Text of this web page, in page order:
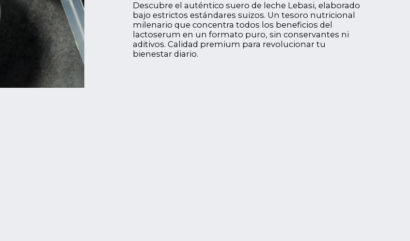
Descubre el auténtico suero de leche Lebasi, elaborado
bajo estrictos estándares suizos. Un tesoro nutricional
milenario que concentra todos los beneficios del
lactoserum en un formato puro, sin conservantes ni
aditivos. Calidad premium para revolucionar tu
bienestar diario.